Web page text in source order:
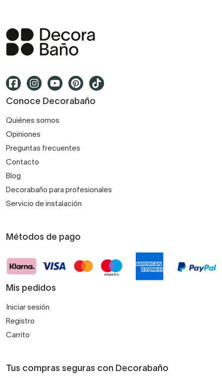
Conoce Decorabaño
Quiénes somos
Opiniones
Preguntas frecuentes
Contacto
Blog
Decorabaño para profesionales
Servicio de instalación
Métodos de pago
Mis pedidos
Iniciar sesión
Registro
Carrito
Tus compras seguras con Decorabaño